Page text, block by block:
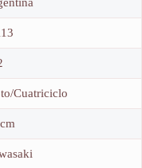
Cuatriciclo